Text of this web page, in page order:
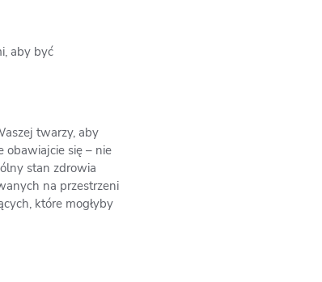
aby być
twarzy, aby
obawiajcie się – nie
stan zdrowia
na przestrzeni
które mogłyby